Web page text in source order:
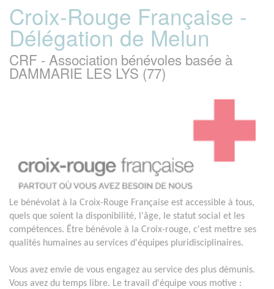
Croix-Rouge Française -
Délégation de Melun
CRF - Association bénévoles basée à
DAMMARIE LES LYS (77)
Le bénévolat à la Croix-Rouge Française est accessible à tous,
quels que soient la disponibilité, l'âge, le statut social et les
compétences. Être bénévole à la Croix-rouge, c'est mettre ses
qualités humaines au services d'équipes pluridisciplinaires.
Vous avez envie de vous engagez au service des plus démunis.
Vous avez du temps libre. Le travail d'équipe vous motive :